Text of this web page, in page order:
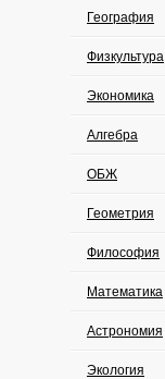
География
Физкультура
Экономика
Алгебра
ОБЖ
Геометрия
Философия
Математика
Астрономия
Экология